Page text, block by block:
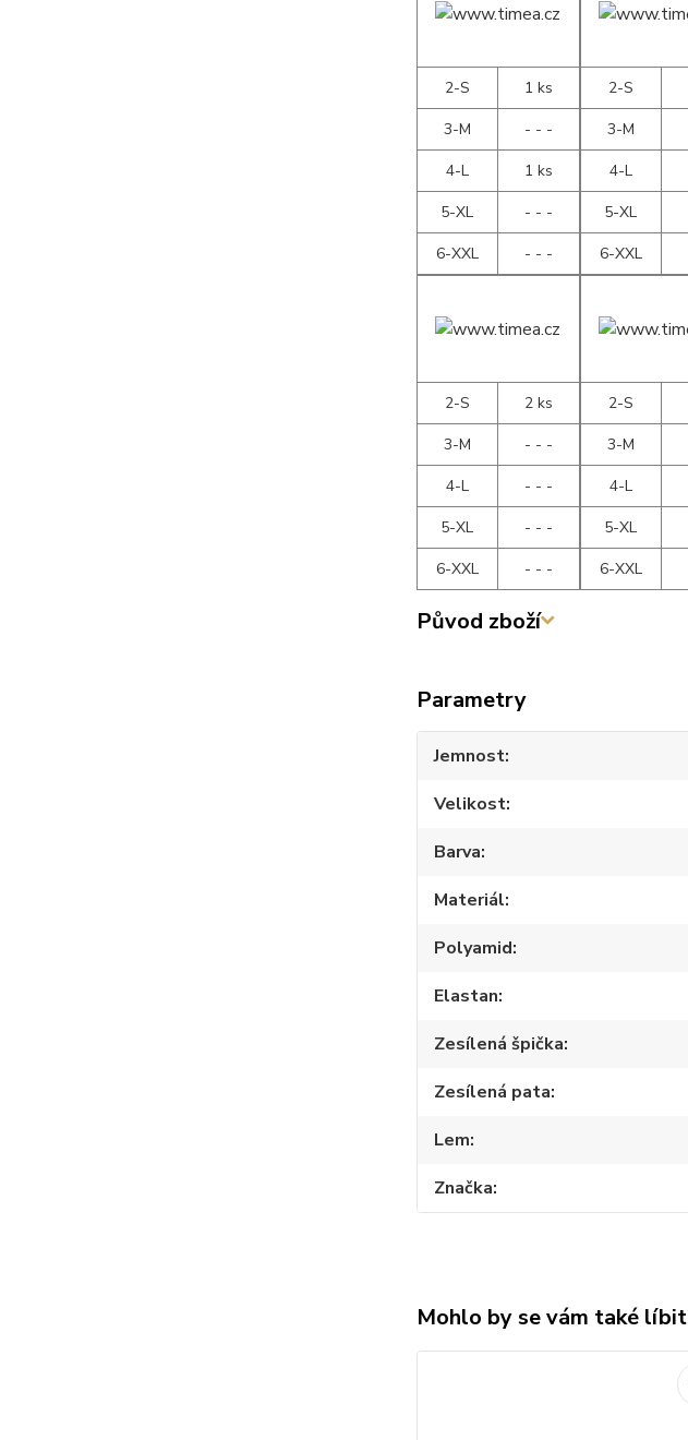
2-S
1 ks
3-M
- - -
4-L
1 ks
5-XL
- - -
6-XXL
- - -
2-S
3-M
4-L
5-XL
6-XXL
2-S
2 ks
3-M
- - -
4-L
- - -
5-XL
- - -
6-XXL
- - -
2-S
3-M
4-L
5-XL
6-XXL
Původ zboží
Parametry
Jemnost
Velikost
Barva
Materiál
Polyamid
Elastan
Zesílená špička
Zesílená pata
Lem
Značka
Mohlo by se vám také líbit